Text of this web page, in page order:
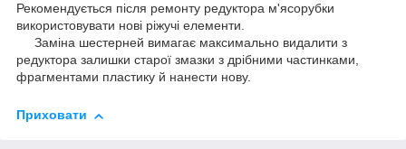
Рекомендується після ремонту редуктора м'ясорубки
використовувати нові ріжучі елементи.
Заміна шестерней вимагає максимально видалити з
редуктора залишки старої змазки з дрібними частинками,
фрагментами пластику й нанести нову.
Приховати